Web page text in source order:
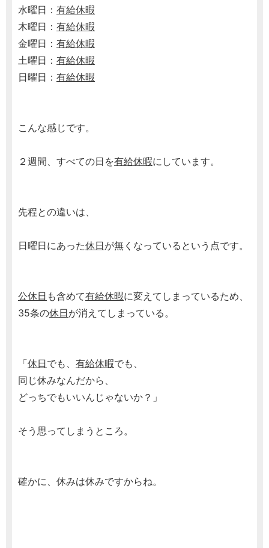
水曜日： 有給休暇
木曜日： 有給休暇
金曜日： 有給休暇
土曜日： 有給休暇
日曜日： 有給休暇
こんな感じです。
２週間、すべての日を有給休暇にしています。
先程との違いは、
日曜日にあった休日が無くなっているという点です。
公休日 も含めて有給休暇に変えてしまっているため、
35条の休日が消えてしまっている。
「休日でも、 有給休暇でも、
同じ休みなんだから、
どっちでもいいんじゃないか？」
そう思ってしまうところ。
確かに、休みは休みですからね。